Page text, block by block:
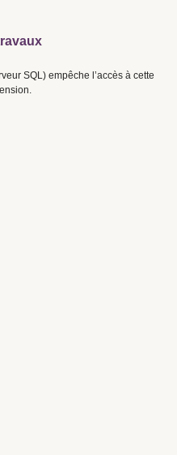
SQL) empêche l’accès à cette